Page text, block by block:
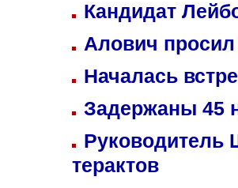
Кандидат
Алович просил
Началась
Задержаны 45
Руководитель
терактов